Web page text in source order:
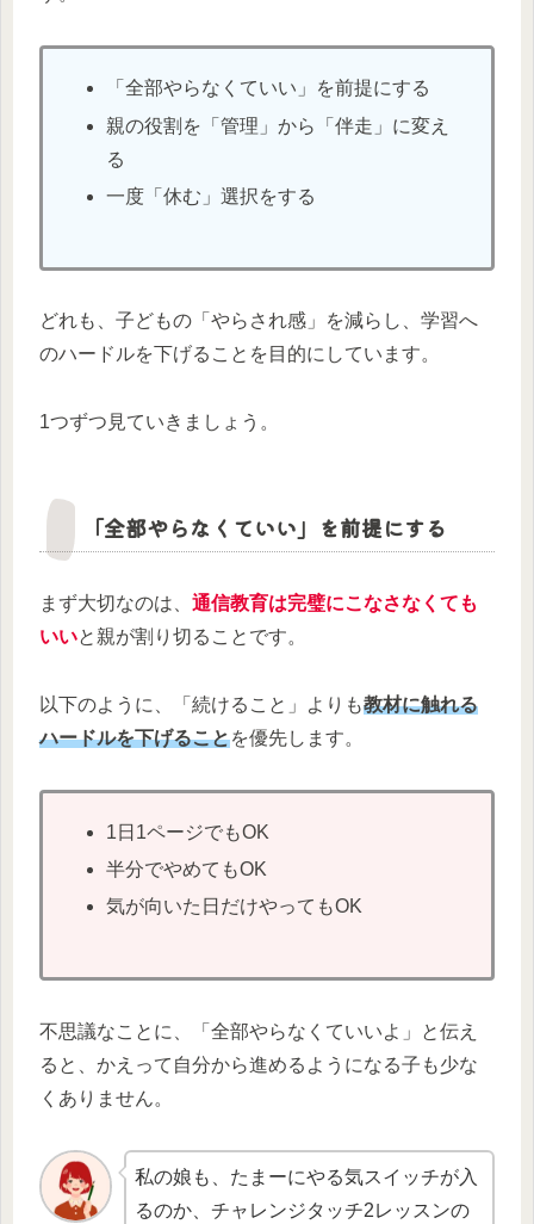
「全部やらなくていい」を前提にする
親の役割を「管理」から「伴走」に変え
る
一度「休む」選択をする
どれも、子どもの「やらされ感」を減らし、学習へ
のハードルを下げることを目的にしています。
1つずつ見ていきましょう。
「全部やらなくていい」を前提にする
まず大切なのは、 通信教育は完璧にこなさなくても
いいと親が割り切ることです。
以下のように、「続けること」よりも教材に触れる
ハードルを下げることを優先します。
1日1ページでもOK
半分でやめてもOK
気が向いた日だけやってもOK
不思議なことに、「全部やらなくていいよ」と伝え
ると、かえって自分から進めるようになる子も少な
くありません。
私の娘も、たまーにやる気スイッチが入
るのか、チャレンジタッチ2レッスンの